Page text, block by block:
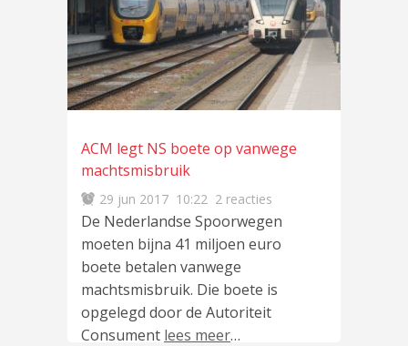
ACM legt NS boete op vanwege
machtsmisbruik
29 jun 2017 10:22 2 reacties
De Nederlandse Spoorwegen
moeten bijna 41 miljoen euro
boete betalen vanwege
machtsmisbruik. Die boete is
opgelegd door de Autoriteit
Consument lees meer…